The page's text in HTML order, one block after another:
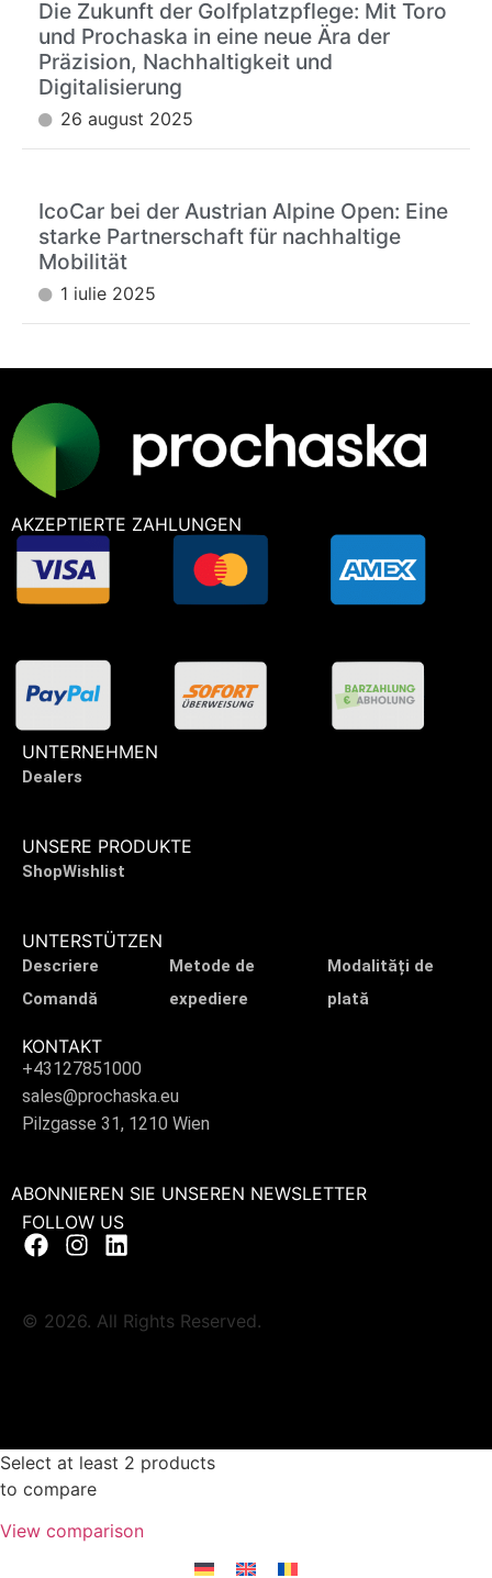
Die Zukunft der Golfplatzpflege: Mit Toro
und Prochaska in eine neue Ära der
Präzision, Nachhaltigkeit und
Digitalisierung
26 august 2025
IcoCar bei der Austrian Alpine Open: Eine
starke Partnerschaft für nachhaltige
Mobilität
1 iulie 2025
AKZEPTIERTE ZAHLUNGEN
UNTERNEHMEN
Dealers
UNSERE PRODUKTE
ShopWishlist
UNTERSTÜTZEN
Descriere
Comandă
Metode de
expediere
Modalități de
plată
KONTAKT
+43127851000
sales@prochaska.eu
Pilzgasse 31, 1210 Wien
ABONNIEREN SIE UNSEREN NEWSLETTER
FOLLOW US
© 2026. All Rights Reserved.
Select at least 2 products
to compare
View comparison